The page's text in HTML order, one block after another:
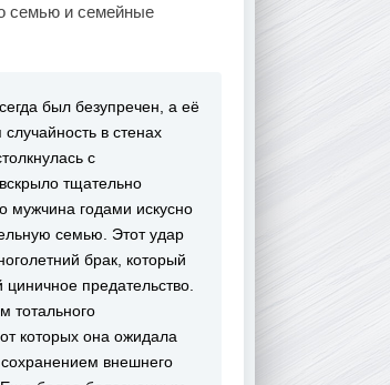
семью и семейные
был безупречен, а её
в стенах
с
тщательно
мужчина годами искусно
семью. Этот удар
брак, который
предательство.
тотального
которых она ожидала
внешнего